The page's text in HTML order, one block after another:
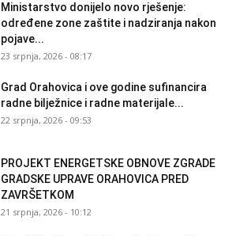
Ministarstvo donijelo novo rješenje:
određene zone zaštite i nadziranja nakon
pojave...
23 srpnja, 2026 - 08:17
Grad Orahovica i ove godine sufinancira
radne bilježnice i radne materijale...
22 srpnja, 2026 - 09:53
PROJEKT ENERGETSKE OBNOVE ZGRADE
GRADSKE UPRAVE ORAHOVICA PRED
ZAVRŠETKOM
21 srpnja, 2026 - 10:12